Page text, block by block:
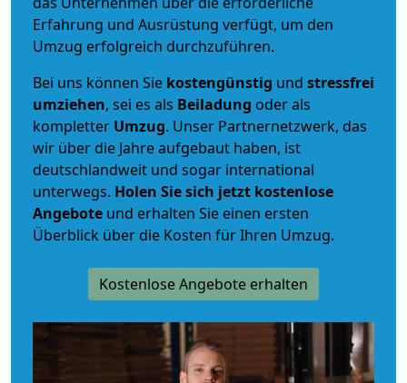
Erfahrung und Ausrüstung verfügt, um den
Umzug erfolgreich durchzuführen.
Bei uns können Sie kostengünstig und stressfrei
umziehen, sei es als Beiladung oder als
kompletter Umzug. Unser Partnernetzwerk, das
wir über die Jahre aufgebaut haben, ist
deutschlandweit und sogar international
unterwegs. Holen Sie sich jetzt kostenlose
Angebote und erhalten Sie einen ersten
Überblick über die Kosten für Ihren Umzug.
Kostenlose Angebote erhalten